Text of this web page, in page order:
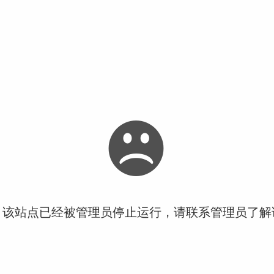
站点已经被管理员停止运行，请联系管理员了